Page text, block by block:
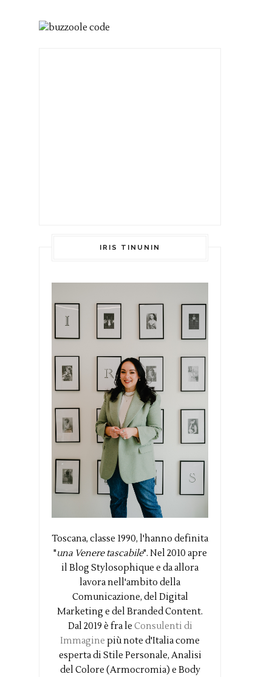
IRIS TINUNIN
Toscana, classe 1990, l'hanno definita
"una Venere tascabile". Nel 2010 apre
il Blog Stylosophique e da allora
lavora nell'ambito della
Comunicazione, del Digital
Marketing e del Branded Content.
Dal 2019 è fra le Consulenti di
Immagine più note d'Italia come
esperta di Stile Personale, Analisi
del Colore (Armocromia) e Body